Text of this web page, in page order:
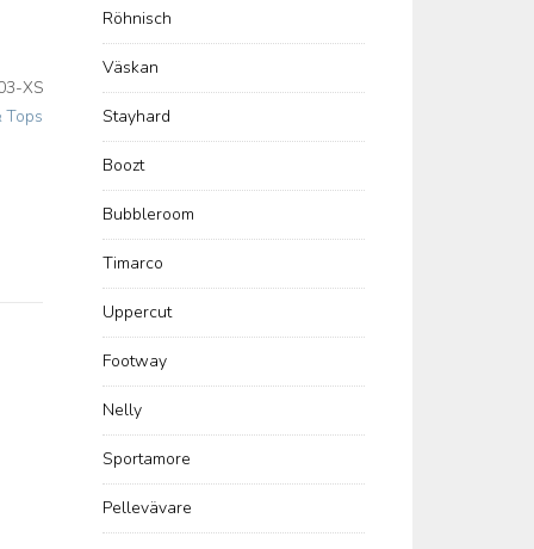
XS
Tops
Röhnisch
Väskan
Stayhard
Boozt
Bubbleroom
Timarco
Uppercut
Footway
Nelly
Sportamore
Pellevävare